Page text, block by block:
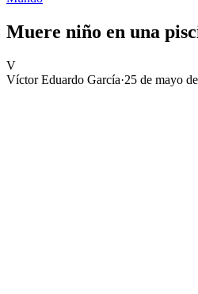
Muere niño en una
V
Víctor Eduardo García·25 de mayo